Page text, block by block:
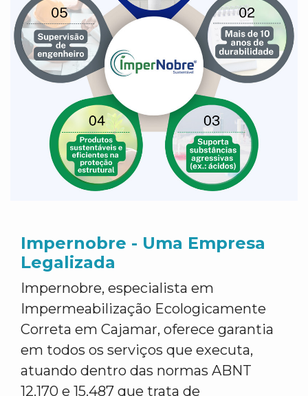
Impernobre - Uma Empresa
Legalizada
Impernobre, especialista em
Impermeabilização Ecologicamente
Correta em Cajamar, oferece garantia
em todos os serviços que executa,
atuando dentro das normas ABNT
12.170 e 15.487 que trata de